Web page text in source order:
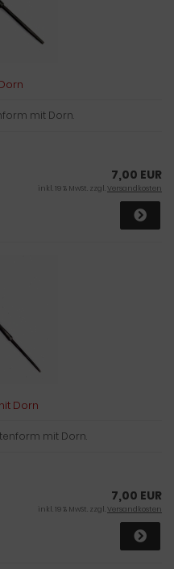
mit Dorn.
7,00 EUR
inkl. 19 % MwSt. zzgl.Versandkosten
Dorn
mit Dorn.
7,00 EUR
inkl. 19 % MwSt. zzgl.Versandkosten